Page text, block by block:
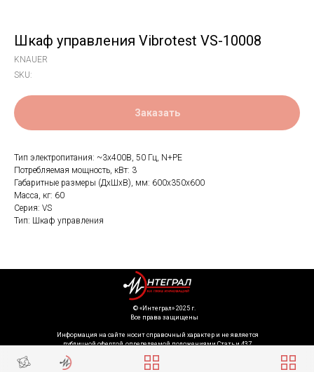
Шкаф управления Vibrotest VS-10008
KNAUER
SKU:
Заказать
Тип электропитания: ~3х400В, 50 Гц, N+PE
Потребляемая мощность, кВт: 3
Габаритные размеры (ДхШхВ), мм: 600x350x600
Масса, кг: 60
Серия: VS
Тип: Шкаф управления
Информация на сайте носит справочный характер и не является
публичной офертой, определяемой положениями Статьи 437
(спецификация) и комплект поставки товара могут быть изменены
©️ «Интеграл» 2025 г.
Все права защищены